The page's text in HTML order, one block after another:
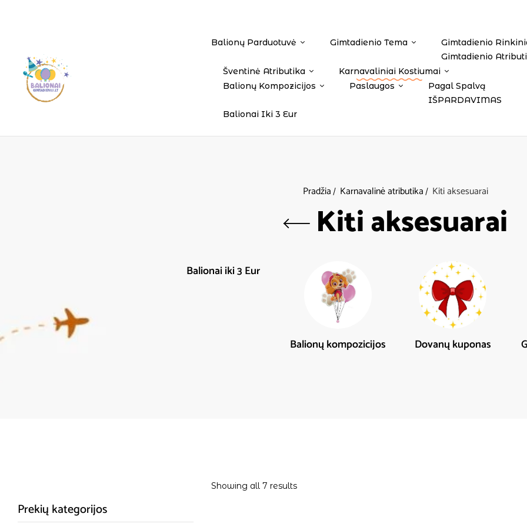
Balionų Parduotuvė Gimtadienio Tema
Gimtadienio
Gimtadienio
Šventinė Atributika
Karnavaliniai Kostiumai
Balionų Kompozicijos
Paslaugos
Pagal Spalvą
IŠPARDAVIMAS
Balionai Iki 3 Eur
Pradžia Karnavalinė atributika Kiti aksesuarai
Kiti aksesuarai
Šventinė atributika
Balionai iki 3 Eur
Balionų kompozicijos Dovanų kuponas
Prekių kategorijos
Showing all 7 results